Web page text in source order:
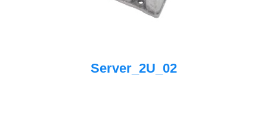
Server_2U_02